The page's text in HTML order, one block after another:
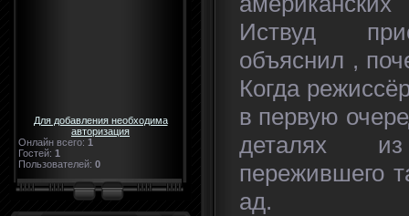
Для добавления необходима
авторизация
Онлайн всего: 1
Гостей: 1
Пользователей: 0
Иствуд
объяснил ,
Когда
в первую
деталях
пережившего
ад.